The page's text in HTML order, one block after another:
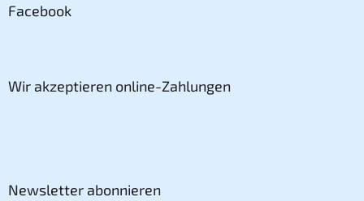
Facebook
Wir akzeptieren online-Zahlungen
Newsletter abonnieren